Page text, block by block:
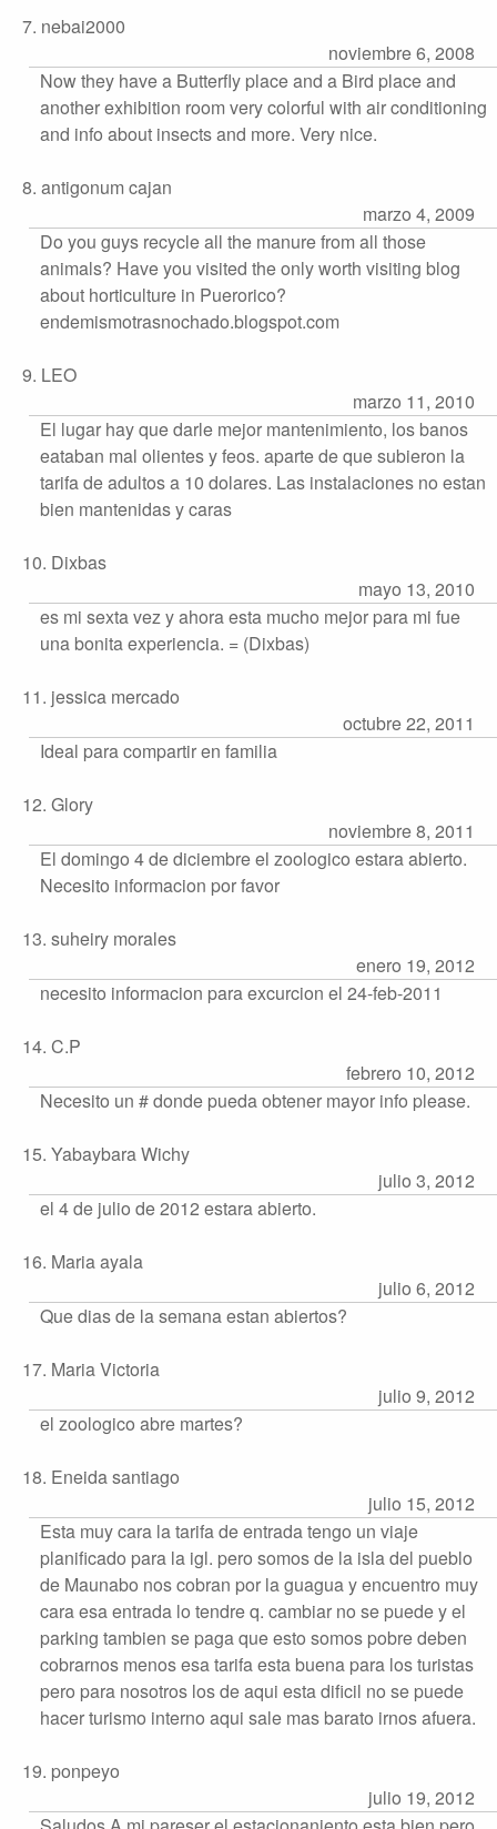
7. nebai2000
noviembre 6, 2008
Now they have a Butterfly place and a Bird place and
another exhibition room very colorful with air conditioning
and info about insects and more. Very nice.
8. antigonum cajan
marzo 4, 2009
Do you guys recycle all the manure from all those
animals? Have you visited the only worth visiting blog
about horticulture in Puerorico?
endemismotrasnochado.blogspot.com
9. LEO
marzo 11, 2010
El lugar hay que darle mejor mantenimiento, los banos
eataban mal olientes y feos. aparte de que subieron la
tarifa de adultos a 10 dolares. Las instalaciones no estan
bien mantenidas y caras
10. Dixbas
mayo 13, 2010
es mi sexta vez y ahora esta mucho mejor para mi fue
una bonita experiencia. = (Dixbas)
11. jessica mercado
octubre 22, 2011
Ideal para compartir en familia
12. Glory
noviembre 8, 2011
El domingo 4 de diciembre el zoologico estara abierto.
Necesito informacion por favor
13. suheiry morales
enero 19, 2012
necesito informacion para excurcion el 24-feb-2011
14. C.P
febrero 10, 2012
Necesito un # donde pueda obtener mayor info please.
15. Yabaybara Wichy
julio 3, 2012
el 4 de julio de 2012 estara abierto.
16. Maria ayala
julio 6, 2012
Que dias de la semana estan abiertos?
17. Maria Victoria
julio 9, 2012
el zoologico abre martes?
18. Eneida santiago
julio 15, 2012
Esta muy cara la tarifa de entrada tengo un viaje
planificado para la igl. pero somos de la isla del pueblo
de Maunabo nos cobran por la guagua y encuentro muy
cara esa entrada lo tendre q. cambiar no se puede y el
parking tambien se paga que esto somos pobre deben
cobrarnos menos esa tarifa esta buena para los turistas
pero para nosotros los de aqui esta dificil no se puede
hacer turismo interno aqui sale mas barato irnos afuera.
19. ponpeyo
julio 19, 2012